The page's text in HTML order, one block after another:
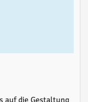
auf die Gestaltung